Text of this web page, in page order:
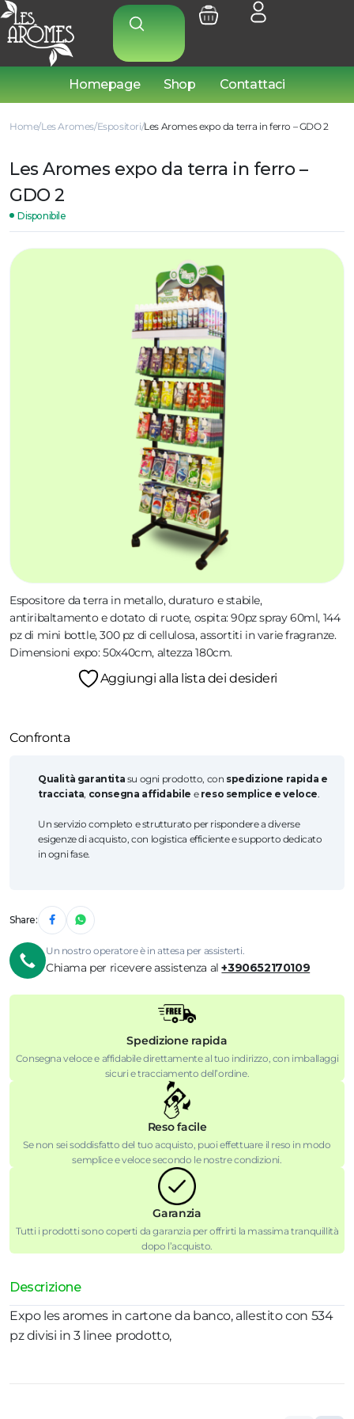
Homepage Shop Contattaci
Home Les Aromes Espositori Les Aromes expo da terra in ferro – GDO 2
Les Aromes expo da terra in ferro –
GDO 2
Disponibile
Espositore da terra in metallo, duraturo e stabile,
antiribaltamento e dotato di ruote, ospita: 90pz spray 60ml, 144
pz di mini bottle, 300 pz di cellulosa, assortiti in varie fragranze.
Dimensioni expo: 50x40cm, altezza 180cm.
Aggiungi alla lista dei desideri
Confronta
Qualità garantita su ogni prodotto, con spedizione rapida e
tracciata, consegna affidabile e reso semplice e veloce.
Un servizio completo e strutturato per rispondere a diverse
esigenze di acquisto, con logistica efficiente e supporto dedicato
in ogni fase.
Share:
Un nostro operatore è in attesa per assisterti.
Chiama per ricevere assistenza al+390652170109
Spedizione rapida
Consegna veloce e affidabile direttamente al tuo indirizzo, con imballaggi
sicuri e tracciamento dell’ordine.
Reso facile
Se non sei soddisfatto del tuo acquisto, puoi effettuare il reso in modo
semplice e veloce secondo le nostre condizioni.
Garanzia
Tutti i prodotti sono coperti da garanzia per offrirti la massima tranquillità
dopo l’acquisto.
Descrizione
Expo les aromes in cartone da banco, allestito con 534
pz divisi in 3 linee prodotto,